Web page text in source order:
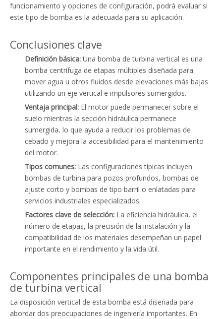
funcionamiento y opciones de configuración, podrá evaluar si
este tipo de bomba es la adecuada para su aplicación.
Conclusiones clave
Definición básica: Una bomba de turbina vertical es una
bomba centrífuga de etapas múltiples diseñada para
mover agua u otros fluidos desde elevaciones más bajas
utilizando un eje vertical e impulsores sumergidos.
Ventaja principal: El motor puede permanecer sobre el
suelo mientras la sección hidráulica permanece
sumergida, lo que ayuda a reducir los problemas de
cebado y mejora la accesibilidad para el mantenimiento
del motor.
Tipos comunes: Las configuraciones típicas incluyen
bombas de turbina para pozos profundos, bombas de
ajuste corto y bombas de tipo barril o enlatadas para
servicios industriales especializados.
Factores clave de selección: La eficiencia hidráulica, el
número de etapas, la precisión de la instalación y la
compatibilidad de los materiales desempeñan un papel
importante en el rendimiento y la vida útil.
Componentes principales de una bomba
de turbina vertical
La disposición vertical de esta bomba está diseñada para
abordar dos preocupaciones de ingeniería importantes. En